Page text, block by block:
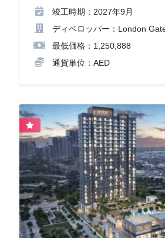
竣工時期：2027年9月
ディベロッパー：London
最低価格：1,250,888
通貨単位：AED